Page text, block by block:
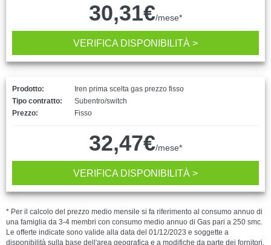
30,31€/mese*
VERIFICA DISPONIBILITÀ >
Prodotto:
Tipo contratto:
Prezzo:
Iren prima scelta gas prezzo fisso
Subentro/switch
Fisso
32,47€/mese*
VERIFICA DISPONIBILITÀ >
* Per il calcolo del prezzo medio mensile si fa riferimento al consumo annuo di
una famiglia da 3-4 membri con consumo medio annuo di Gas pari a 250 smc.
Le offerte indicate sono valide alla data del 01/12/2023 e soggette a
disponibilità sulla base dell'area geografica e a modifiche da parte dei fornitori.